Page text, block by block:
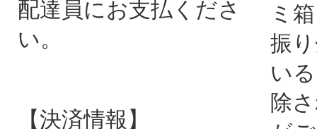
配達員にお支払くださ
い。
【決済情報】
ミ
振
い
除